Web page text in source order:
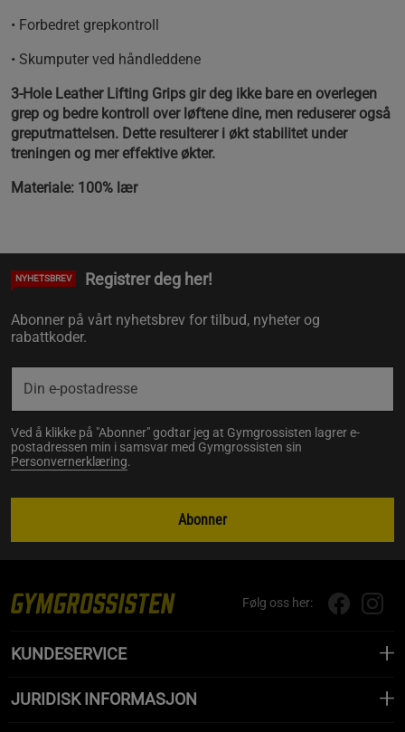
• Forbedret grepkontroll
• Skumputer ved håndleddene
3-Hole Leather Lifting Grips gir deg ikke bare en overlegen
grep og bedre kontroll over løftene dine, men reduserer også
greputmattelsen. Dette resulterer i økt stabilitet under
treningen og mer effektive økter.
Materiale: 100% lær
NYHETSBREV Registrer deg her!
Abonner på vårt nyhetsbrev for tilbud, nyheter og
rabattkoder.
Ved å klikke på "Abonner" godtar jeg at Gymgrossisten lagrer e-
postadressen min i samsvar med Gymgrossisten sin
Personvernerklæring.
Abonner
Følg oss her:
KUNDESERVICE
JURIDISK INFORMASJON